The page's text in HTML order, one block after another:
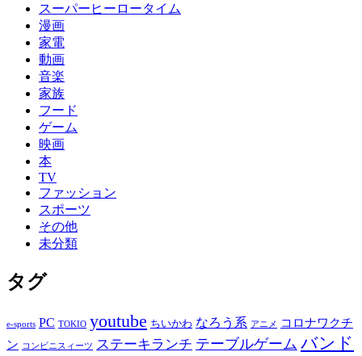
スーパーヒーロータイム
漫画
家電
動画
音楽
家族
フード
ゲーム
映画
本
TV
ファッション
スポーツ
その他
未分類
タグ
e-sports PC TOKIO youtube ちいかわ なろう系 アニメ
コロナワクチ
ン
コンビニスィーツ ステーキランチ テーブルゲーム バンド